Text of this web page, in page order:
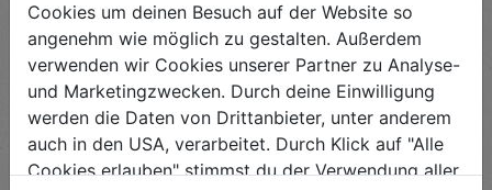
Goldrüben
€ 3,49
€ 3,49 / KG
Ingwer
€ 1,12
€ 1,12 / 100g
Cookies um deinen Besuch auf der Website so
angenehm wie möglich zu gestalten. Außerdem
verwenden wir Cookies unserer Partner zu Analyse-
und Marketingzwecken. Durch deine Einwilligung
werden die Daten von Drittanbieter, unter anderem
auch in den USA, verarbeitet. Durch Klick auf "Alle
Cookies erlauben" stimmst du der Verwendung aller